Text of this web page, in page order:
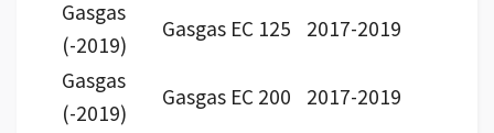
Gasgas
(-2019)
Gasgas EC 125
2017-2019
Gasgas
(-2019)
Gasgas EC 200
2017-2019